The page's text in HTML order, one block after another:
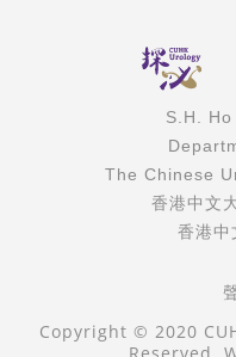
S.H.
The Chinese
香港中文
香港中
Copyright © 2020